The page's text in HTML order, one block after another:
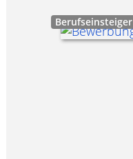
Berufseinsteiger